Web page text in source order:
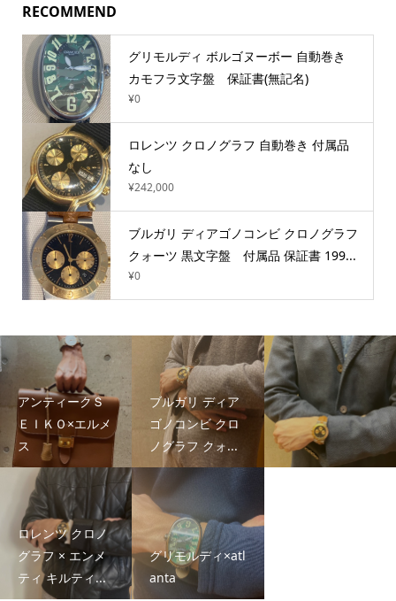
RECOMMEND
グリモルディ ボルゴヌーボー 自動巻き
カモフラ文字盤 保証書(無記名)
¥0
ロレンツ クロノグラフ 自動巻き 付属品
なし
¥242,000
ブルガリ ディアゴノコンビ クロノグラフ
クォーツ 黒文字盤 付属品 保証書 199...
¥0
アンティークＳ
ＥＩＫＯ×エルメ
ス
ブルガリ ディア
ゴノコンビ クロ
ノグラフ クォ...
ロレンツ クロノ
グラフ × エンメ
ティ キルティ...
グリモルディ×atl
anta